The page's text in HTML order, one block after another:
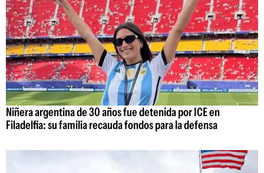
Niñera argentina de 30 años fue detenida por ICE en
Filadelfia: su familia recauda fondos para la defensa